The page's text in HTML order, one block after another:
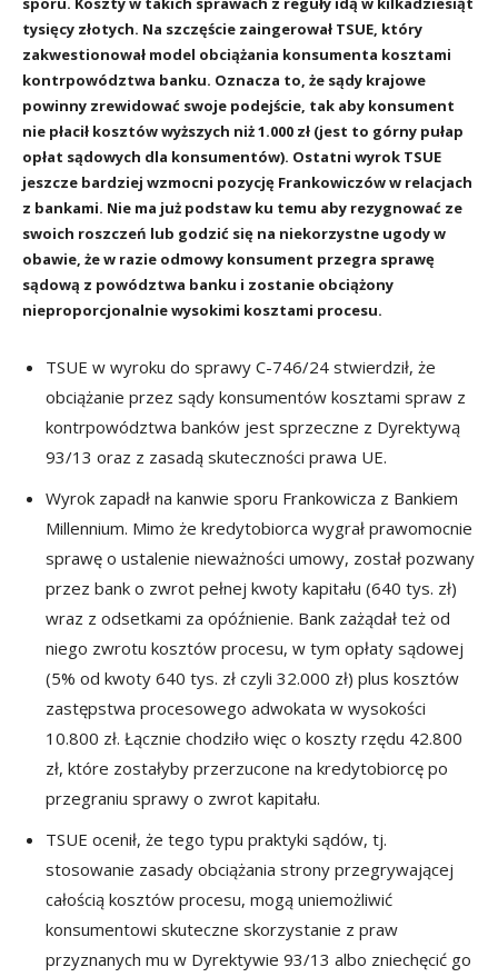
tysięcy złotych. Na szczęście zaingerował TSUE, który
zakwestionował model obciążania konsumenta kosztami
kontrpowództwa banku. Oznacza to, że sądy krajowe
powinny zrewidować swoje podejście, tak aby konsument
nie płacił kosztów wyższych niż 1.000 zł (jest to górny pułap
opłat sądowych dla konsumentów). Ostatni wyrok TSUE
jeszcze bardziej wzmocni pozycję Frankowiczów w relacjach
z bankami. Nie ma już podstaw ku temu aby rezygnować ze
swoich roszczeń lub godzić się na niekorzystne ugody w
obawie, że w razie odmowy konsument przegra sprawę
sądową z powództwa banku i zostanie obciążony
nieproporcjonalnie wysokimi kosztami procesu.
TSUE w wyroku do sprawy C-746/24 stwierdził, że
obciążanie przez sądy konsumentów kosztami spraw z
kontrpowództwa banków jest sprzeczne z Dyrektywą
93/13 oraz z zasadą skuteczności prawa UE.
Wyrok zapadł na kanwie sporu Frankowicza z Bankiem
Millennium. Mimo że kredytobiorca wygrał prawomocnie
sprawę o ustalenie nieważności umowy, został pozwany
przez bank o zwrot pełnej kwoty kapitału (640 tys. zł)
wraz z odsetkami za opóźnienie. Bank zażądał też od
niego zwrotu kosztów procesu, w tym opłaty sądowej
(5% od kwoty 640 tys. zł czyli 32.000 zł) plus kosztów
zastępstwa procesowego adwokata w wysokości
10.800 zł. Łącznie chodziło więc o koszty rzędu 42.800
zł, które zostałyby przerzucone na kredytobiorcę po
przegraniu sprawy o zwrot kapitału.
TSUE ocenił, że tego typu praktyki sądów, tj.
stosowanie zasady obciążania strony przegrywającej
całością kosztów procesu, mogą uniemożliwić
konsumentowi skuteczne skorzystanie z praw
przyznanych mu w Dyrektywie 93/13 albo zniechęcić go